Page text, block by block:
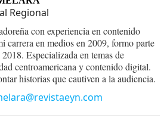
Regional
con experiencia en contenido
carrera en medios en 2009, formo parte
Especializada en temas de
centroamericana y contenido digital.
historias que cautiven a la audiencia.